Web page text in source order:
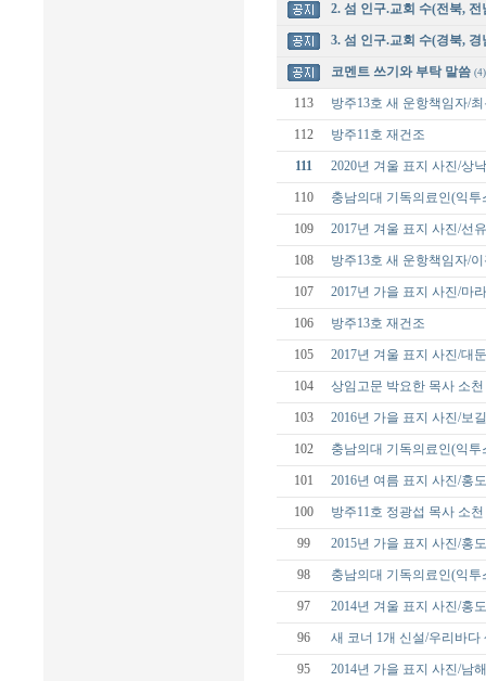
2. 섬 인구.교회 수(전북, 전
3. 섬 인구.교회 수(경북, 경
코멘트 쓰기와 부탁 말씀 (4)
113 방주13호 새 운항책임자/
112 방주11호 재건조
111 2020년 겨울 표지 사진/상
110 충남의대 기독의료인(익
109 2017년 겨울 표지 사진/선
108 방주13호 새 운항책임자/
107 2017년 가을 표지 사진/마
106 방주13호 재건조
105 2017년 겨울 표지 사진/대
104 상임고문 박요한 목사 소천
103 2016년 가을 표지 사진/보
102 충남의대 기독의료인(익투
101 2016년 여름 표지 사진/홍
100 방주11호 정광섭 목사 소천
99 2015년 가을 표지 사진/홍
98 충남의대 기독의료인(익
97 2014년 겨울 표지 사진/홍
96 새 코너 1개 신설/우리바다
95 2014년 가을 표지 사진/남